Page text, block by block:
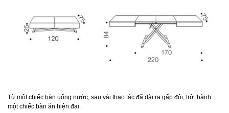
Từ một chiếc bàn uống nước, sau vài thao tác đã dài ra gấp đôi, trở thành
một chiếc bàn ăn hiện đại.